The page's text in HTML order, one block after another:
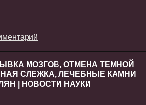
МОЗГОВ, ОТМЕНА ТЕМНОЙ
СЛЕЖКА, ЛЕЧЕБНЫЕ КАМНИ
| НОВОСТИ НАУКИ